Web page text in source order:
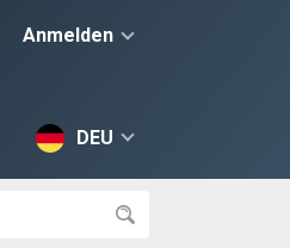
Anmelden
DEU